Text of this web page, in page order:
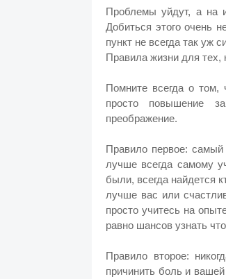
Проблемы уйдут, а на
Добиться этого очень
пункт не всегда так уж
Правила жизни для тех,
Помните всегда о том,
просто повышение
преображение.
Правило первое:
лучше всегда самому
были, всегда найдется
лучше вас или
просто учитесь на
равно шансов узнать
Правило второе:
причинить боль и